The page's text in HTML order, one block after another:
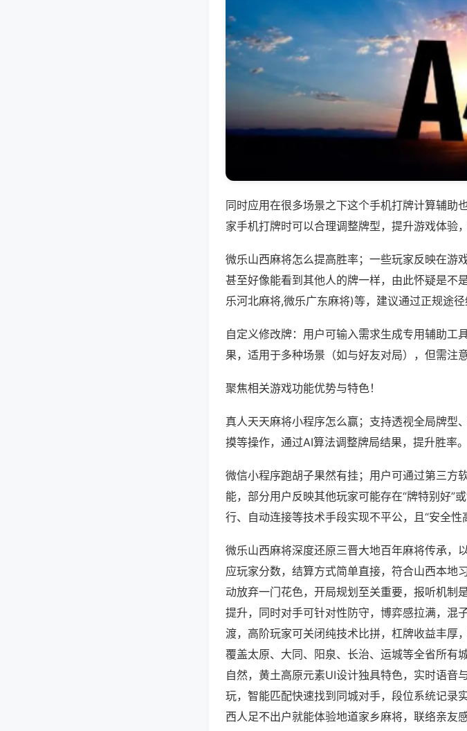
同时应用在很多场景之下这个手机打牌计算辅助
家手机打牌时可以合理调整牌型，提升游戏体验
微乐山西麻将怎么提高胜率；一些玩家反映在游
甚至好像能看到其他人的牌一样，由此怀疑是不
乐河北麻将,微乐广东麻将)等，建议通过正规途径
自定义修改牌：用户可输入需求生成专用辅助工
果，适用于多种场景（如与好友对局），但需注
聚焦相关游戏功能优势与特色！
真人天天麻将小程序怎么赢；支持透视全局牌型
摸等操作，通过AI算法调整牌局结果，提升胜率。
微信小程序跑胡子果然有挂；用户可通过第三方
能，部分用户反映其他玩家可能存在“牌特别好”
行、自动连接等技术手段实现不平公，且“安全性
微乐山西麻将深度还原三晋大地百年麻将传承，
应玩家分数，结算方式简单直接，符合山西本地
动放弃一门花色，开局规划至关重要，报听机制
提升，同时对手可针对性防守，博弈感拉满，混
渡，高阶玩家可关闭纯技术比拼，杠牌收益丰厚
覆盖太原、大同、阳泉、长治、运城等全省所有
自然，黄土高原元素UI设计独具特色，实时语音
玩，智能匹配快速找到同城对手，段位系统记录
西人足不出户就能体验地道家乡麻将，联络亲友感